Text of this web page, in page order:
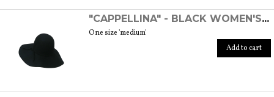
"CAPPELLINA" - BLACK WOMEN'S WOOL FELT HAT
One size 'medium'
Add to cart